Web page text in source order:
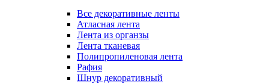
Все декоративные ленты
Атласная лента
Лента из органзы
Лента тканевая
Полипропиленовая лента
Рафия
Шнур декоративный